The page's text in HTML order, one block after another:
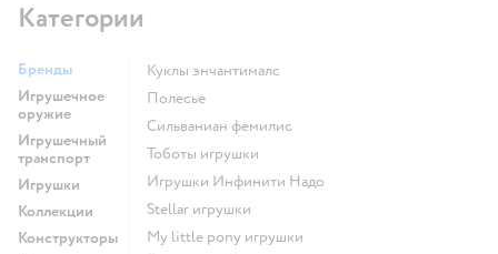
Категории
Бренды
Игрушечное
оружие
Игрушечный
транспорт
Игрушки
Коллекции
Конструкторы
Куклы энчантималс
Полесье
Сильваниан фемилис
Тоботы игрушки
Игрушки Инфинити Надо
Stellar игрушки
my little pony игрушки